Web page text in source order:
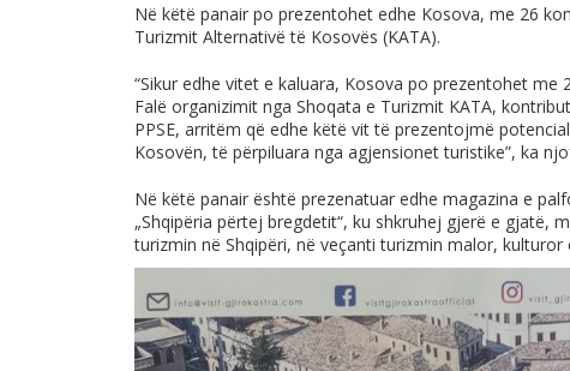
Në këtë panair po prezentohet edhe Kosova, me 26
Turizmit Alternativë të Kosovës (KATA).
“Sikur edhe vitet e kaluara, Kosova po prezentohet me
Falë organizimit nga Shoqata e Turizmit KATA,
PPSE, arritëm që edhe këtë vit të prezentojmë
Kosovën, të përpiluara nga agjensionet turistike”, ka
Në këtë panair është prezenatuar edhe magazina e
„Shqipëria përtej bregdetit“, ku shkruhej gjerë e gjatë,
turizmin në Shqipëri, në veçanti turizmin malor, kulturor